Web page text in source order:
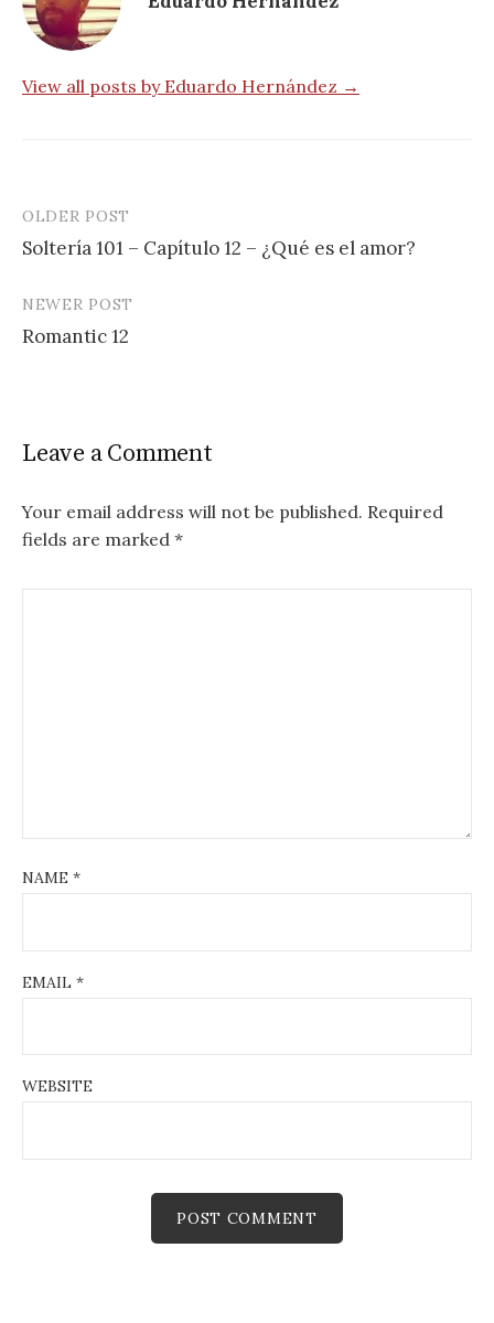
View all posts by Eduardo Hernández →
Post
navigation
OLDER POST
Soltería 101 – Capítulo 12 – ¿Qué es el amor?
NEWER POST
Romantic 12
Leave a Comment
Your email address will not be published. Required
fields are marked *
NAME *
EMAIL *
WEBSITE